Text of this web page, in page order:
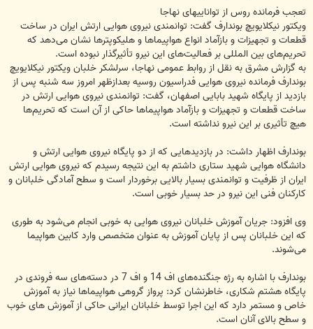
ت
تعجب فرمانده روس از تواناییهای نهاجا
ویکتور نیکلایویچ بوندارف گفت: توانمندی نیروی هوایی ارتش ایران در ساخت
قطعات و تجهیزات و بازآماد انواع هواپیماها و هلیکوپترها نشان می‌دهد که
تحریم‌های بین المللی بر فعالیت‌های این نیرو تأثیرگذار نبوده است.
به گزارش مشرق به نقل از روابط عمومی نهاجا، سرلشکر خلبان ویکتور نیکلایویچ
بوندارف فرمانده نیروی هوایی فدراسیون روسیه بعدازظهر امروز سه شنبه پس از
بازدید از پایگاه شهید بابایی اصفهان، گفت: توانمندی نیروی هوایی ارتش در
ساخت قطعات و تجهیزات و بازآماد هواپیماها حاکی از آن است که تحریم‌ها
هیچ تأثیری بر این نیرو نداشته است.
بوندارف اظهار داشت: در بازدیدهایی که از دو پایگاه نیروی هوایی ارتش و
دانشگاه هوایی شهید ستاری داشتم به این نتیجه رسیدم که نیروی هوایی ارتش
ایران از ظرفیت و توانمندی بسیار بالایی برخوردار است و سطح آمادگی خلبانان و
کارکنان فنی این نیرو در حد بسیار خوبی است.
وی افزود: جریان آموزش خلبانان نیروی هوایی به خوبی انجام می‌شود به طوری
که این خلبانان پس از پایان آموزش به عنوان متخصص وارد کابین هواپیما
می‌شوند.
بوندارف با اشاره به رژه جنگنده‌های اف 14 و اف 7 در دسته‌های سه فروندی در
پایگاه هشتم شکاری، خاطرنشان کرد: پرواز گروهی هواپیماها نیاز به آموزش
خاص و مستمر دارد که این اجرا توسط خلبانان ایرانی حاکی از آموزش های خوب
و سطح بالای آنان است.